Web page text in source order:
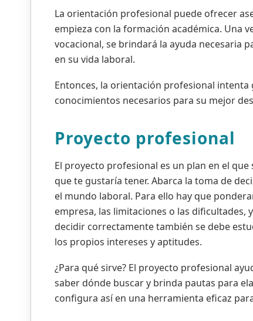
La orientación profesional puede ofrecer
empieza con la formación académica. Una
vocacional, se brindará la ayuda necesaria
en su vida laboral.
Entonces, la orientación profesional
conocimientos necesarios para su mejor
Proyecto profesional
El proyecto profesional es un plan en el
que te gustaría tener. Abarca la toma de
el mundo laboral. Para ello hay que
empresa, las limitaciones o las dificultades,
decidir correctamente también se debe
los propios intereses y aptitudes.
¿Para qué sirve? El proyecto profesional
saber dónde buscar y brinda pautas para
configura así en una herramienta eficaz